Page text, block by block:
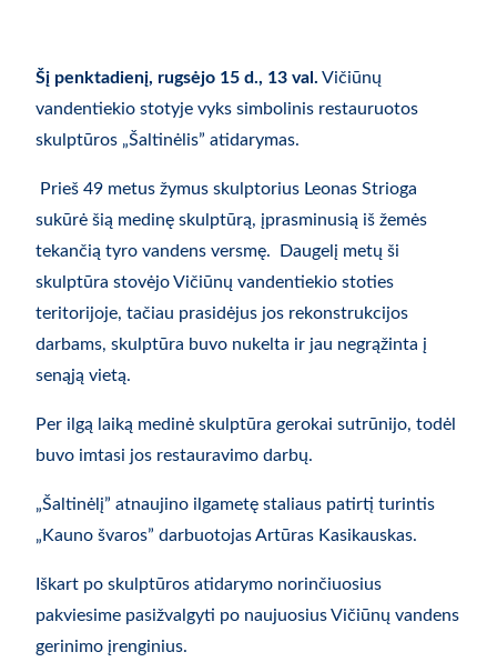
Šį penktadienį, rugsėjo 15 d., 13 val. Vičiūnų
vandentiekio stotyje vyks simbolinis restauruotos
skulptūros „Šaltinėlis” atidarymas.
Prieš 49 metus žymus skulptorius Leonas Strioga
sukūrė šią medinę skulptūrą, įprasminusią iš žemės
tekančią tyro vandens versmę. Daugelį metų ši
skulptūra stovėjo Vičiūnų vandentiekio stoties
teritorijoje, tačiau prasidėjus jos rekonstrukcijos
darbams, skulptūra buvo nukelta ir jau negrąžinta į
senąją vietą.
Per ilgą laiką medinė skulptūra gerokai sutrūnijo, todėl
buvo imtasi jos restauravimo darbų.
„Šaltinėlį” atnaujino ilgametę staliaus patirtį turintis
„Kauno švaros” darbuotojas Artūras Kasikauskas.
Iškart po skulptūros atidarymo norinčiuosius
pakviesime pasižvalgyti po naujuosius Vičiūnų vandens
gerinimo įrenginius.